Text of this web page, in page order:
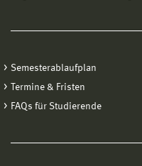
Semesterablaufplan
Termine & Fristen
FAQs für Studierende